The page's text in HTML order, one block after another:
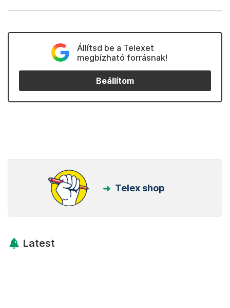
Állítsd be a Telexet
megbízható forrásnak!
Beállítom
Telex shop
Latest